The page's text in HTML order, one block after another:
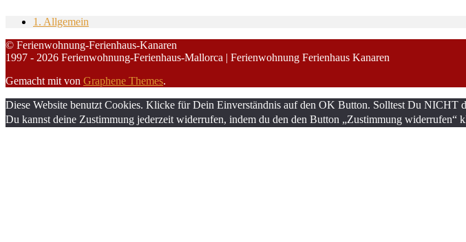
1. Allgemein
© Ferienwohnung-Ferienhaus-Kanaren
1997 - 2026 Ferienwohnung-Ferienhaus-Mallorca | Ferienwohnung Ferienhaus Kanaren
Gemacht mit von Graphene Themes.
Diese Website benutzt Cookies. Klicke für Dein Einverständnis auf den OK Button. Solltest Du NICHT
Du kannst deine Zustimmung jederzeit widerrufen, indem du den den Button „Zustimmung widerrufen“